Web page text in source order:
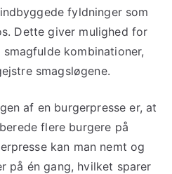
fyldninger som
Dette giver mulighed for
kombinationer,
smagsløgene.
af en burgerpresse er, at
flere burgere på
kan man nemt og
på én gang, hvilket sparer